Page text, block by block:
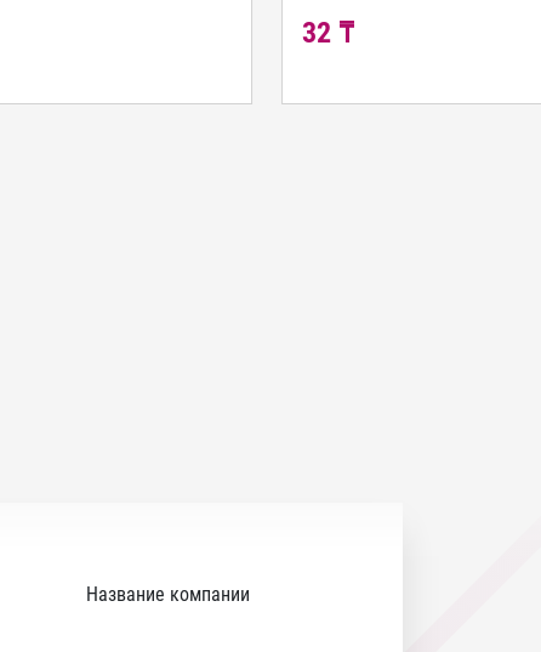
32 ₸
Название компании